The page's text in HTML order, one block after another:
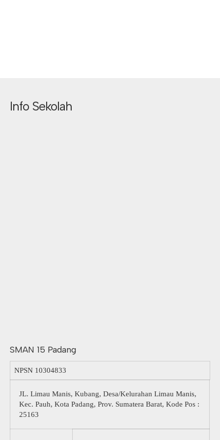
Info Sekolah
SMAN 15 Padang
NPSN 10304833
JL. Limau Manis, Kubang, Desa/Kelurahan Limau Manis,
Kec. Pauh, Kota Padang, Prov. Sumatera Barat, Kode Pos :
25163